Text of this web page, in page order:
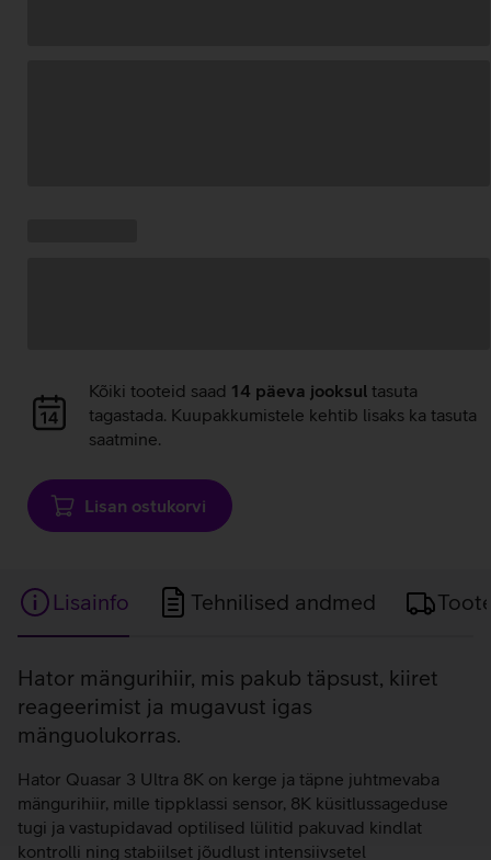
Andmete
laadimine
Kõiki tooteid saad 14 päeva jooksul tasuta
tagastada. Kuupakkumistele kehtib lisaks ka tasuta
saatmine.
Lisan ostukorvi
Lisainfo Tehnilised andmed
Lisainfo
Hator mängurihiir, mis pakub täpsust, kiiret
reageerimist ja mugavust igas
mänguolukorras.
Hator Quasar 3 Ultra 8K on kerge ja täpne juhtmevaba
mängurihiir, mille tippklassi sensor, 8K küsitlussageduse
tugi ja vastupidavad optilised lülitid pakuvad kindlat
kontrolli ning stabiilset jõudlust intensiivsetel